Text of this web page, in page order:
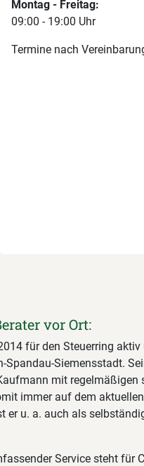
Montag - Freitag:
09:00 - 19:00 Uhr
Termine nach
vor Ort:
für den Steuerring
Spandau-Siemensstadt.
mit
immer auf dem
er u. a. auch als
Service steht für